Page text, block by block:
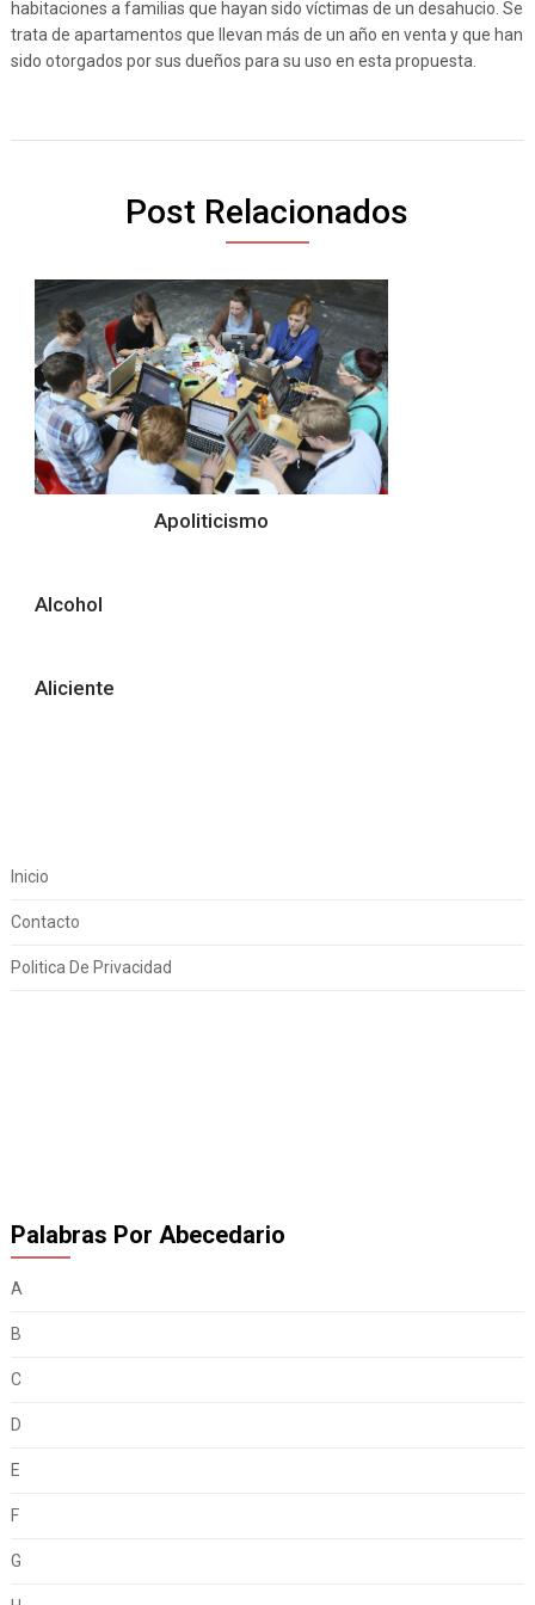
habitaciones a familias que hayan sido víctimas de un desahucio. Se
trata de apartamentos que llevan más de un año en venta y que han
sido otorgados por sus dueños para su uso en esta propuesta.
Post Relacionados
Apoliticismo
Alcohol
Aliciente
Inicio
Contacto
Politica De Privacidad
Palabras Por Abecedario
A
B
C
D
E
F
G